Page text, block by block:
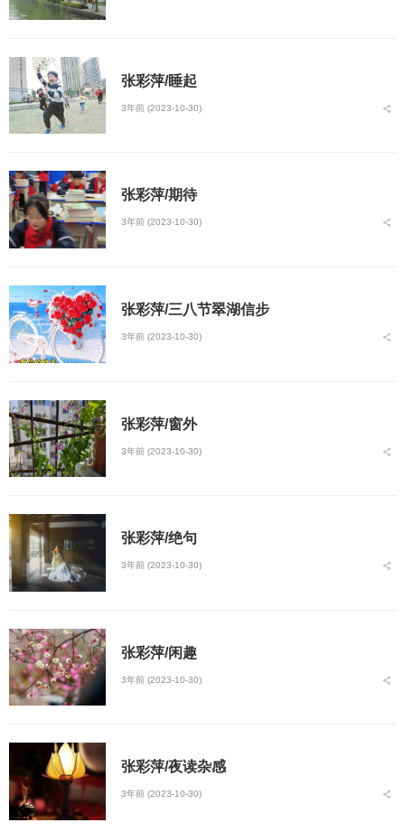
张彩萍/睡起
3年前 (2023-10-30)
张彩萍/期待
3年前 (2023-10-30)
张彩萍/三八节翠湖信步
3年前 (2023-10-30)
张彩萍/窗外
3年前 (2023-10-30)
张彩萍/绝句
3年前 (2023-10-30)
张彩萍/闲趣
3年前 (2023-10-30)
张彩萍/夜读杂感
3年前 (2023-10-30)